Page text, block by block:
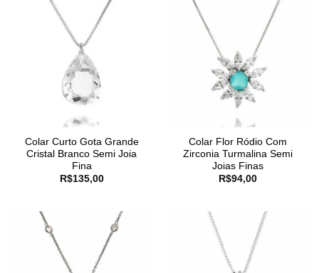
Colar Curto Gota Grande
Cristal Branco Semi Joia
Fina
R$135,00
Colar Flor Ródio Com
Zirconia Turmalina Semi
Joias Finas
R$94,00